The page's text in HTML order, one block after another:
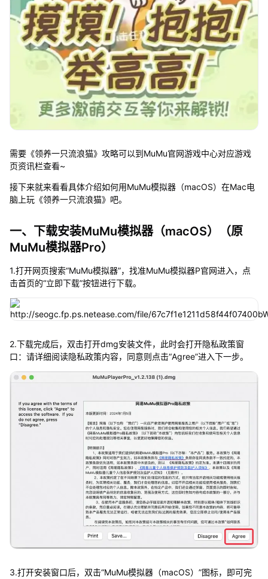
需要《领养一只流浪猫》攻略可以到MuMu官网游戏中心对应游戏
页资讯栏查看~
接下来就来看看具体介绍如何用MuMu模拟器（macOS）在Mac电
脑上玩《领养一只流浪猫》吧。
一、下载安装MuMu模拟器（macOS）（原
MuMu模拟器Pro）
1.打开网页搜索“MuMu模拟器”，找准MuMu模拟器P官网进入，点
击首页的“立即下载”按钮进行下载。
2.下载完成后，双击打开dmg安装文件，此时会打开隐私政策窗
口：请详细阅读隐私政策内容，同意则点击“Agree”进入下一步。
3.打开安装窗口后，双击“MuMu模拟器（macOS）”图标，即可完